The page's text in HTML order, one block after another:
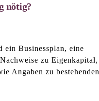
nötig?
ein Businessplan, eine
zu Eigenkapital,
Angaben zu bestehenden